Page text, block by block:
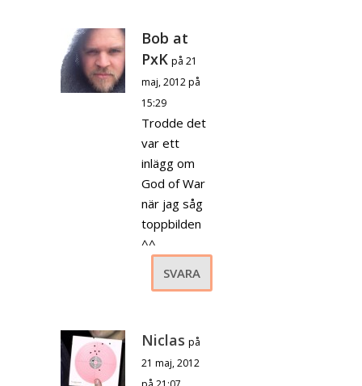
Bob at
PxK på 21
maj, 2012 på
15:29
Trodde det
var ett
inlägg om
God of War
när jag såg
toppbilden
^^
SVARA
Niclas på
21 maj, 2012